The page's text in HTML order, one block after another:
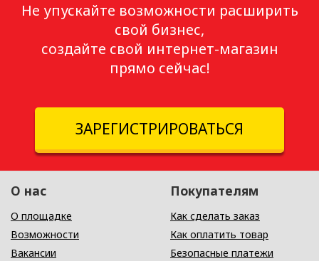
Не упускайте возможности расширить
свой бизнес,
создайте свой интернет-магазин
прямо сейчас!
ЗАРЕГИСТРИРОВАТЬСЯ
О нас
О площадке
Возможности
Вакансии
Покупателям
Как сделать заказ
Как оплатить товар
Безопасные платежи